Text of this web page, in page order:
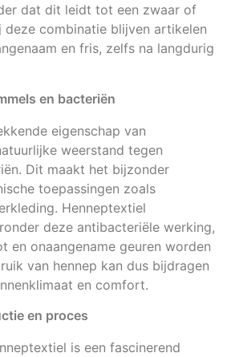
dat dit leidt tot een zwaar of
deze combinatie blijven artikelen
en fris, zelfs na langdurig
en bacteriën
eigenschap van
weerstand tegen
Dit maakt het bijzonder
toepassingen zoals
Henneptextiel
deze antibacteriële werking,
en onaangename geuren worden
van hennep kan dus bijdragen
en comfort.
en proces
is een fascinerend